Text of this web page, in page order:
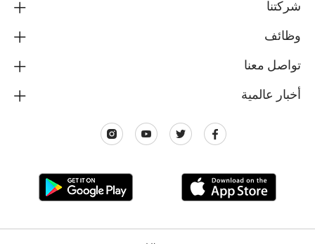
شركتنا
وظائف
تواصل معنا
أخبار عالمية